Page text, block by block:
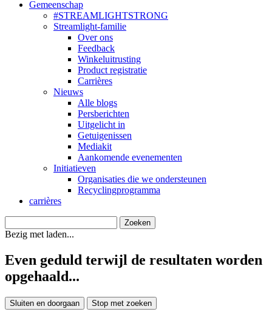
Gemeenschap
#STREAMLIGHTSTRONG
Streamlight-familie
Over ons
Feedback
Winkeluitrusting
Product registratie
Carrières
Nieuws
Alle blogs
Persberichten
Uitgelicht in
Getuigenissen
Mediakit
Aankomende evenementen
Initiatieven
Organisaties die we ondersteunen
Recyclingprogramma
carrières
Bezig met laden...
Even geduld terwijl de resultaten worden
opgehaald...
Sluiten en doorgaan Stop met zoeken